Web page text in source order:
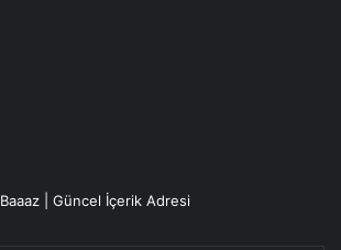
Baaaz | Güncel İçerik Adresi